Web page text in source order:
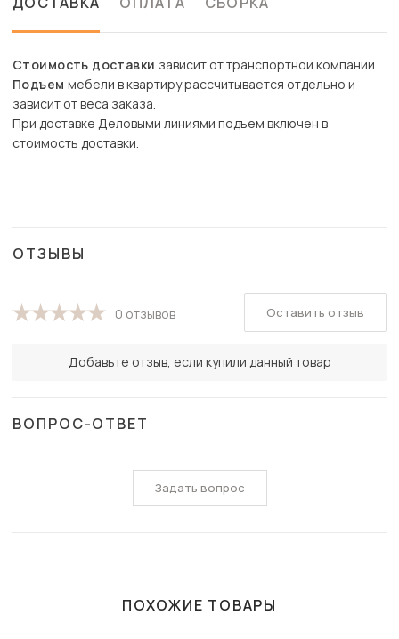
Стоимость доставки зависит от транспортной компании.
Подъем мебели в квартиру рассчитывается отдельно и
зависит от веса заказа.
При доставке Деловыми линиями подъем включен в
стоимость доставки.
ОТЗЫВЫ
0 отзывов
Добавьте отзыв, если купили данный товар
Оставить отзыв
ВОПРОС-ОТВЕТ
Задать вопрос
ПОХОЖИЕ ТОВАРЫ